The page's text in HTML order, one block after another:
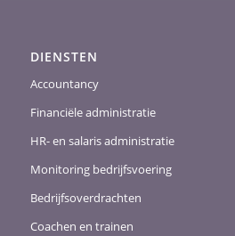
DIENSTEN
Accountancy
Financiële administratie
HR- en salaris administratie
Monitoring bedrijfsvoering
Bedrijfsoverdrachten
Coachen en trainen